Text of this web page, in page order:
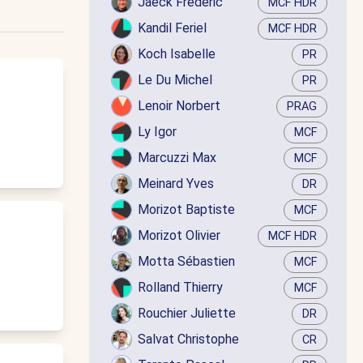
MCF HDR
Kandil Feriel MCF HDR
Koch Isabelle PR
Le Du Michel PR
Lenoir Norbert PRAG
Ly Igor MCF
Marcuzzi Max MCF
Meinard Yves DR
Morizot Baptiste MCF
Morizot Olivier MCF HDR
Motta Sébastien MCF
Rolland Thierry MCF
Rouchier Juliette DR
Salvat Christophe CR